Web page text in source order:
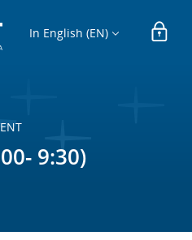
In English (EN)
9:30)